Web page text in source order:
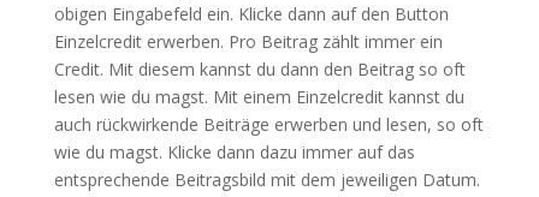
obigen Eingabefeld ein. Klicke dann auf den Button
Einzelcredit erwerben. Pro Beitrag zählt immer ein
Credit. Mit diesem kannst du dann den Beitrag so oft
lesen wie du magst. Mit einem Einzelcredit kannst du
auch rückwirkende Beiträge erwerben und lesen, so oft
wie du magst. Klicke dann dazu immer auf das
entsprechende Beitragsbild mit dem jeweiligen Datum.